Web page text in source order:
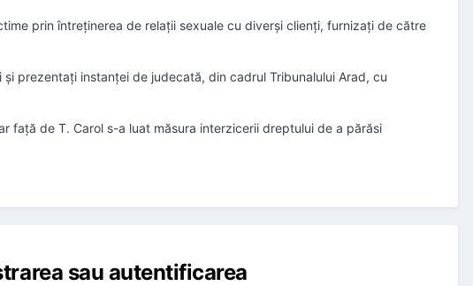
prin întreţinerea de relaţii sexuale cu diverşi clienţi, furnizaţi de către
prezentaţi instanţei de judecată, din cadrul Tribunalului Arad, cu
faţă de T. Carol s-a luat măsura interzicerii dreptului de a părăsi
sau autentificarea